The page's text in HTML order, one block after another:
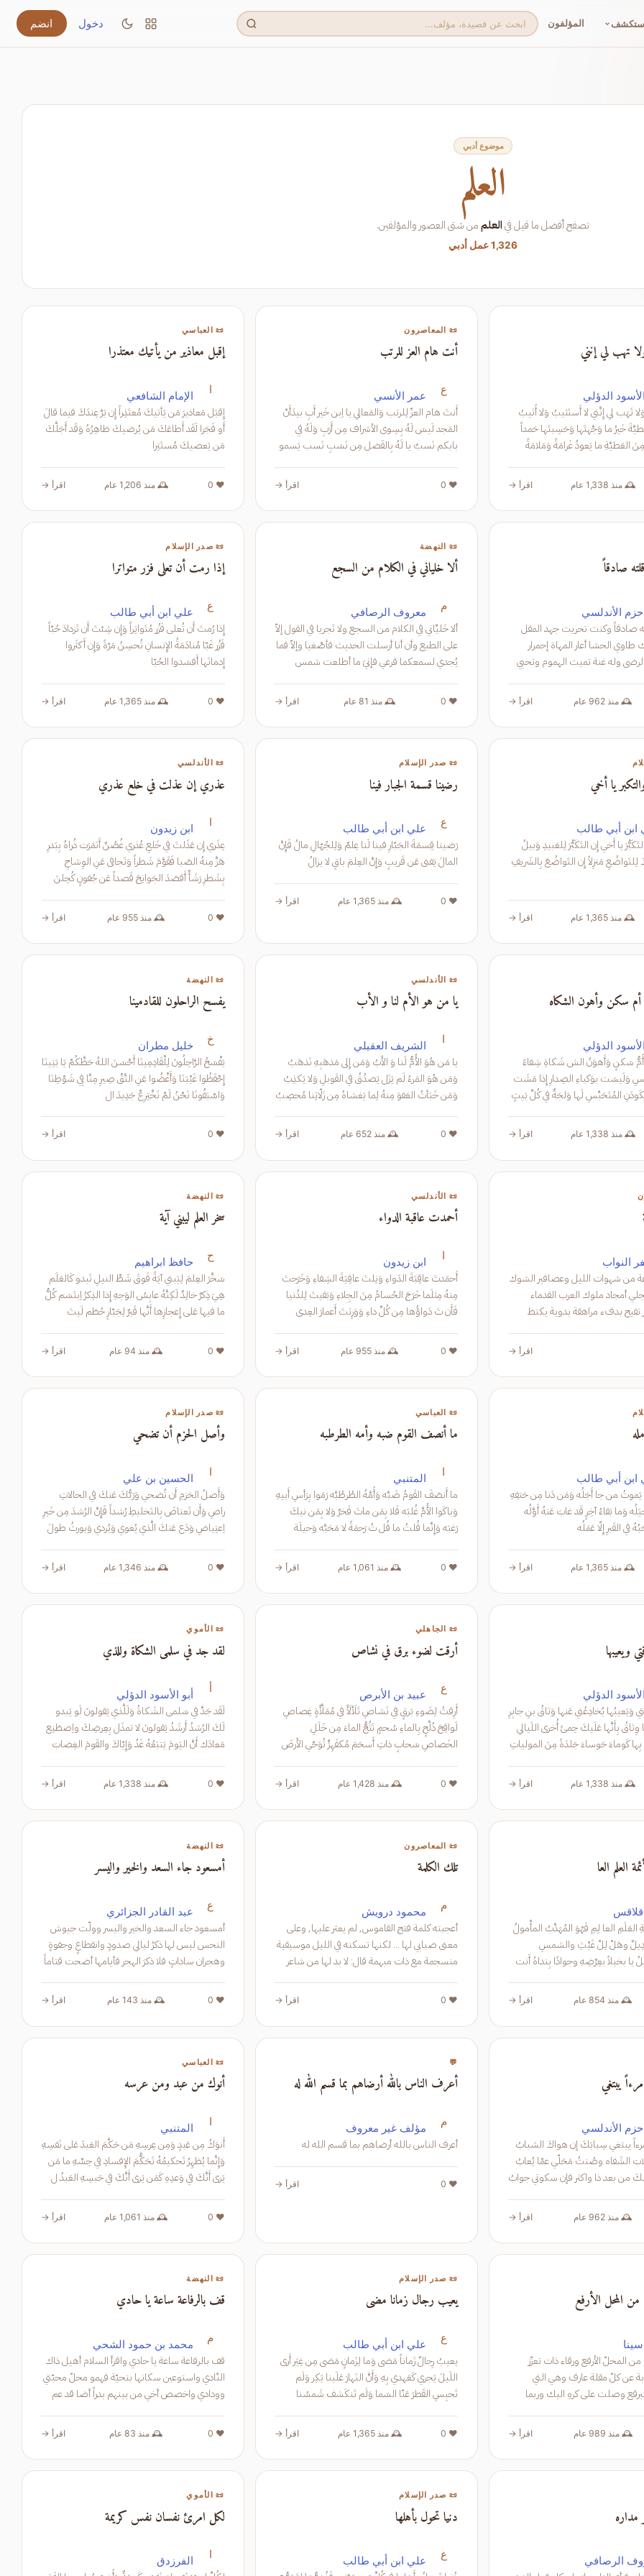
المؤلفون دخول انضم
موضوع أدبي
العلم
تصفح أفضل ما قيل فيالعلممن شتى العصور والمؤلفين.
1,326 عمل أدبي
تهب لي إنني
الدؤلي
بِعني نُسَيبُ وَلا تَهَب لي إِنَّني لا أَستَثيبُ وَلا أُثيبُ
الواهِبا إِنَّ العَطيَّةَ خَيرُ ما وَجَّهتَها وَحَسِبتَها حَمداً
وَأَجراً واجِبا وَمِنَ العَطيَّةِ ما يَعودُ غَرامَةً وَمَلامَةً
🕰️ منذ 1,338 عام اقرأ →
📜 المعاصرون
أنت هام العز للرتب
ع عمر الأنسي
أَنتَ هام العزّ لِلرتب وَالمَعالي يا اِبن خَير أَبِ بيدَأَنّ
المَجد لَيسَ لَهُ بِسِوى الأشراف مِن أَرَبِ وَلَهُ في
بابكم نَسبٌ يا لَهُ بِالفَضل مِن نَسَبِ نَسب يَسمو
❤️ 0 اقرأ →
📜 العباسي
إقبل معاذير من يأتيك معتذرا
ا الإمام الشافعي
إِقبَل مَعاذيرَ مَن يَأتيكَ مُعتَذِراً إِن بَرَّ عِندَكَ فيما قالَ
أَو فَجَرا لَقَد أَطاعَكَ مَن يُرضيكَ ظاهِرُهُ وَقَد أَجَلَّكَ
مَن يَعصيكَ مُستَتِرا
❤️ 0 🕰️ منذ 1,206 عام اقرأ →
صادقاً
حزم الأندلسي
صادقاً وكنت تحريت جهد المقل
الحشا أعار المهاة إحمرار
وله غنة تميت الهموم وتحيي
الخلاف على جمعهم
🕰️ منذ 962 عام اقرأ →
📜 النهضة
ألا خلياني في الكلام من السجع
م معروف الرصافي
ألا خَليِّاني في الكلام من السجع ولا تَجريا في القول إلاّ
على الطبع وأن أنا أرسلت الحديث فأصْغيا وإلاّ فما
يُجدي لسمعكما قرعي فإنيَ ما أطلعت شمس
بعد
❤️ 0 🕰️ منذ 81 عام اقرأ →
📜 صدر الإسلام
إذا رمت أن تعلى فزر متواترا
ع علي ابن أبي طالب
إِذا رُمتَ أَن تُعلى فَزُر مُتَواتِراً وَإِن شِئتَ أَن تَزدادَ حُبّاً
فَزُر غَبّا مُنادَمَةُ الإِنسانِ تُحسِنُ مَرّةً وَإِن أَكثَروا
إِدمانَها أَفسَدوا الحُبّا
❤️ 0 🕰️ منذ 1,365 عام اقرأ →
يا أخي
ابن أبي طالب
وَدَعِ التَجَبُّرَ وَالتَكَبُّرَ يا أَخي إِن التَكَبُّرَ لِلعَبيدِ وَبيلُ
وَاَجعَل فُؤادَكَ لِلتَواضُعِ مَنزِلاً إِن التَواضُعَ بِالشَريفِ
🕰️ منذ 1,365 عام اقرأ →
📜 صدر الإسلام
رضينا قسمة الجبار فينا
ع علي ابن أبي طالب
رَضينا قِسمَةَ الجَبّارِ فينا لَنا عِلمٌ وَلِلجُهّالِ مالُ فَإِنَّ
المالَ يَفنى عَن قَريبٍ وَإِنَّ العِلمَ باقٍ لا يزالُ
❤️ 0 🕰️ منذ 1,365 عام اقرأ →
📜 الأندلسي
عذري إن عذلت في خلع عذري
ا ابن زيدون
عِذَري إِن عَذَلتَ في خَلعِ عُذري غُصُنٌ أَثمَرَت ذُراهُ بِبَدرِ
هَزَّ مِنهُ الصَبا فَقَوَّمَ شَطراً وَتَجافى عَنِ الوِشاحِ
بِشَطرِ رَشَأٌ أَقصَدَ الجَوانِحَ قَصداً عَن جُفونٍ كُحِلنَ
❤️ 0 🕰️ منذ 955 عام اقرأ →
سكن وأهون الشكاه
الدؤلي
تَحَسَّسُ عَنّي أُمُّ سَكنٍ وَأَهوَنُ الش شَكاةِ شِفاءً
ظِنَّةُ المُتَحَسِّسِ وَلَيسَت بوَكباءِ الصِدارِ إِذا مَشَت
تَوَكَّنُ مَشيَ الكَودَنِ المُتَحَبِّسِ لَها وَلجَةٌ في كُلِّ بَيتٍ
🕰️ منذ 1,338 عام اقرأ →
📜 الأندلسي
يا من هو الأم لنا و الأب
ا الشريف العقيلي
يا مَن هُوَ الأُمُّ لَنا وَ الأَبُ وَمَن إِلى مَذهَبِهِ نَذهَبُ
وَمَن هُوَ المَرءُ لَم يَزَل يَصدُقُ في القَوبلِ وَلا يَكذِبُ
وَمَن خَبَأتُ العَفوَ مِنهُ لِما يَغشاهُ مِن زَلّاتِنا مُحصِبُ
❤️ 0 🕰️ منذ 652 عام اقرأ →
📜 النهضة
يفسح الراحلون للقادمينا
خ خليل مطران
يَفْسَحُ الرَّاحِلُونَ لِلْقَادِمِينَا أَحْسَنَ اللهُ حَظَّكُمْ يَا بَنِينَا
إِحْفَظُوا غَيْبَنَا وَأَغْضُوا عَنِ التَّقْ صِيرِ مِنَّا فِي شَوْطِنَا
وَاسْبَقُونَا نَحْنُ لَمْ نَخْتِرِعْ جَدِيدَ ال
❤️ 0 اقرأ →
النواب
في تلك الساعة من شهوات الليل وعصافير الشوك
تستجلي أمجاد ملوك العرب القدماء
وشجيرات البر تفيح بدفء مراهقة بدوية يكتظ
اقرأ →
📜 الأندلسي
أحمدت عاقبة الدواء
ا ابن زيدون
أَحمَدتَ عاقِبَةَ الدَواءِ وَنِلتَ عافِيَةَ الشِفاءِ وَخَرَجتَ
مِنهُ مِثلَما خَرَجَ الحُسامُ مِنَ الجِلاءِ وَبَقيتَ لِلدُنيا
فَأَن تَ دَواؤُها مِن كُلِّ داءِ وَوَرِثتَ أَعمارَ العِدى
❤️ 0 🕰️ منذ 955 عام اقرأ →
📜 النهضة
سخر العلم ليبني آية
ح حافظ ابراهيم
سَخَّرَ العِلمَ لِيَبني آيَةً فَوقَ شَطِّ النيلِ تَبدو كَالعَلَم
هِيَ ذِكرٌ خالِدٌ لَكِنَّهُ عابِسُ الوَجهِ إِذا الذِكرُ اِبتَسَم كُلُّ
ما فيها عَلى إِعجازِها أَنَّها قَبرٌ لِجَبّارٍ حُطَم لَيتَ
❤️ 0 🕰️ منذ 94 عام اقرأ →
ابن أبي طالب
غَرَّ جَهولاً أَمَله يَموتُ من جا أَجَلُه وَمَن دَنا مِن حَتفِهِ
لَم تُغنِ عَنهُ حِيَلُه وَما بَقاءُ آخِرٍ قَد غابَ عَنهُ أَوَّلُه
عَمَلُه
🕰️ منذ 1,365 عام اقرأ →
📜 العباسي
ما أنصف القوم ضبه وأمه الطرطبه
ا المتنبي
ما أَنصَفَ القَومُ ضَبَّه وَأُمَّهُ الطُرطُبَّه رَمَوا بِرَأسِ أَبيهِ
وَباكَوا الأُمَّ غُلبَه فَلا بِمَن ماتَ فَخرٌ وَلا بِمَن نيكَ
رَغبَه وَإِنَّما قُلتُ ما قُل تُ رَحمَةً لا مَحَبَّه وَحيلَة
❤️ 0 🕰️ منذ 1,061 عام اقرأ →
📜 صدر الإسلام
وأصل الحزم أن تضحي
ا الحسين بن علي
وَأَصلُ الحَزمِ أَن تُضحي وَرَبُّكَ عَنكَ في الحالاتِ
راضِ وَأَن تَعتاضَ بِالتَخليطِ رُشداً فَإِنَّ الرُشدَ مِن خَيرِ
اِعتِياضِ وَدَع عَنكَ الَّذي يُغوي وَيُردي وَيورثُ طولَ
❤️ 0 🕰️ منذ 1,346 عام اقرأ →
ويعيبها
الدؤلي
يُريدُ وَثاقٌ ناقَتي وَيَعيبُها يُخادِعُني عَنها وَثاقُ بنِ جابِرِ
فَقُلتُ تَعَلَّم يا وِثاقُ بِأَنَّها عَلَيكَ حِمىً أُخرى اللَيالي
🕰️ منذ 1,338 عام اقرأ →
📜 الجاهلي
أرقت لضوء برق في نشاص
ع عبيد بن الأبرص
أَرِقتُ لِضَوءِ بَرقٍ في نَشاصِ تَلَألَأَ في مُمَلَّأَةٍ غِصاصِ
لَواقِحَ دُلَّحٍ بِالماءِ سُحمٍ تَثُجُّ الماءَ مِن خَلَلِ
الخَصاصِ سَحابٍ ذاتِ أَسحَمَ مُكفَهِرٍّ تُوَحّي الأَرضَ
❤️ 0 🕰️ منذ 1,428 عام اقرأ →
📜 الأموي
لقد جد في سلمى الشكاة وللذي
أ أبو الأسود الدؤلي
لَقَد جَدَّ في سَلمى الشَكاةُ وَلَلَّذي يَقولونَ لَو يَبدو
لَكَ الرُشدُ أَرشَدُ يَقولونَ لا تمذَل بِعِرضِكَ واِصطَنِع
مَعادَك أَنَّ اليَومَ يَتبَعُهُ غَدُ وَإِيّاكَ والقَومَ الغِضابَ
❤️ 0 🕰️ منذ 1,338 عام اقرأ →
العلم العا
قلاقس
قُلْ لفخرِ الأَئمّةِ العَلَمِ العا لِمِ فَهْوَ المُهَدَّبُ المأْمولُ
والذي مالَهُ عَدِيلٌ وهَلْ لِلْ غَيْثِ والشمسِ
والحسامِ عديلُ يا بخيلاً بعِرْضِهِ وجوادًا بِنداهُ أَنت
🕰️ منذ 854 عام اقرأ →
📜 المعاصرون
تلك الكلمة
م محمود درويش
أعجبته كلمة فتح القاموس, لم يعثر عليها, وعلى
معنى ضبابي لها ... لكنها تسكنه في الليل موسيقية
منسجمة مع ذات مبهمة قال: لا بد لها من شاعر
ما هي؟ وجد المعنى و
❤️ 0 اقرأ →
📜 النهضة
أمسعود جاء السعد والخير واليسر
ع عبد القادر الجزائري
أمسعود جاء السعد والخير واليسر وولّت جيوش
النحس ليس لها ذكرُ ليالي صدودٍ وانقطاعٍ وجفوةٍ
وهجران ساداتٍ فلا ذكرَ الهجر فأيامها أضحت قتاماً
حشوه الهم وا
❤️ 0 🕰️ منذ 143 عام اقرأ →
يبتغي
حزم الأندلسي
يبتغي سِبابَكَ إن هواكَ الشبابُ
الشَفاه وصُنتُ مَحَلّي عمّا يُعابُ
من بعد ذا واكثر فإن سكوتي جوابُ
🕰️ منذ 962 عام اقرأ →
💬
أعرف الناس بالله أرضاهم بما قسم الله له
م مؤلف غير معروف
أعرف الناس بالله أرضاهم بما قسم الله له
❤️ 0 اقرأ →
📜 العباسي
أنوك من عبد ومن عرسه
ا المتنبي
أَنوَكُ مِن عَبدٍ وَمِن عِرسِهِ مَن حَكَّمَ العَبدَ عَلى نَفسِهِ
وَإِنَّما يُظهِرُ تَحكيمُهُ تَحَكُّمَ الإِفسادِ في حِسِّهِ ما مَن
يَرى أَنَّكَ في وَعدِهِ كَمَن يَرى أَنَّكَ في حَبسِهِ العَبدُ ل
❤️ 0 🕰️ منذ 1,061 عام اقرأ →
المحل الأرفع
هبطت إليك من المحلّ الأرفع ورقاء ذات تعزّز
وتمنّع محجوبة عن كلّ مقلة عارف وهي التي
سفرت ولم تتبرقع وصلت على كرهِ اليك وربما
🕰️ منذ 989 عام اقرأ →
📜 صدر الإسلام
يعيب رجال زمانا مضى
ع علي ابن أبي طالب
يعيبُ رِجالٌ زَماناً مَضى وَما لِزَمانٍ مَضى مِن غِيَر أَرى
اللَيلَ يَجري كَعَهدي بِهِ وَأَنَّ النَهارَ عَلَينا يَكِر وَلَم
تَحبِسِ القَطرَ عَنّا السَما وَلَم تَنكَشف شَمسُنا
❤️ 0 🕰️ منذ 1,365 عام اقرأ →
📜 النهضة
قف بالرفاعة ساعة يا حادي
م محمد بن حمود الشحي
قف بالرفاعة ساعة يا حادي واقرأ السلام أهيل ذاك
النّادي واستوعبن سكانها بتحيّة فهمو محلّ محبّتي
وودادي واخصص أخي من بينهم بدراً أضا قد عم
سبق الكر
❤️ 0 🕰️ منذ 83 عام اقرأ →
مداره
الرصافي
📜 صدر الإسلام
دنيا تحول بأهلها
ع علي ابن أبي طالب
📜 الأموي
لكل امرئ نفسان نفس كريمة
ا الفرزدق